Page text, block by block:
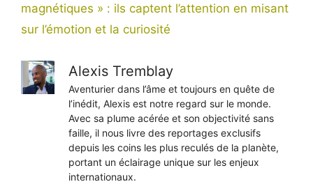
magnétiques » : ils captent l’attention en misant
sur l’émotion et la curiosité
Alexis Tremblay
Aventurier dans l’âme et toujours en quête de
l’inédit, Alexis est notre regard sur le monde.
Avec sa plume acérée et son objectivité sans
faille, il nous livre des reportages exclusifs
depuis les coins les plus reculés de la planète,
portant un éclairage unique sur les enjeux
internationaux.